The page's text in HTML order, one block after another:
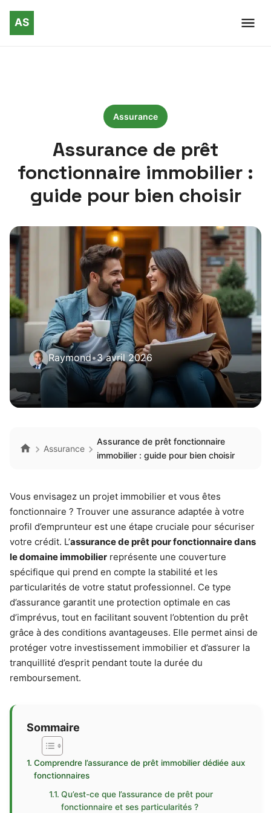
Assurance
Assurance de prêt
fonctionnaire immobilier :
guide pour bien choisir
Raymond•3 avril 2026
Assurance
Assurance de prêt fonctionnaire
immobilier : guide pour bien choisir
Vous envisagez un projet immobilier et vous êtes
fonctionnaire ? Trouver une assurance adaptée à votre
profil d’emprunteur est une étape cruciale pour sécuriser
votre crédit. L’assurance de prêt pour fonctionnaire dans
le domaine immobilier représente une couverture
spécifique qui prend en compte la stabilité et les
particularités de votre statut professionnel. Ce type
d’assurance garantit une protection optimale en cas
d’imprévus, tout en facilitant souvent l’obtention du prêt
grâce à des conditions avantageuses. Elle permet ainsi de
protéger votre investissement immobilier et d’assurer la
tranquillité d’esprit pendant toute la durée du
remboursement.
Sommaire
Comprendre l’assurance de prêt immobilier dédiée aux
fonctionnaires
Qu’est-ce que l’assurance de prêt pour
fonctionnaire et ses particularités ?